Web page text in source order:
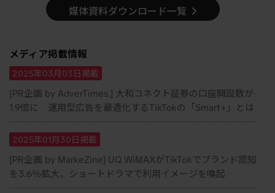
媒体資料ダウンロード一覧
メディア掲載情報
2025年03月03日掲載
[PR企画 by AdverTimes.] 大和コネクト証券の口座開設数が
1.9倍に 運用型広告を最適化するTikTokの「Smart+」とは
2025年01月30日掲載
[PR企画 by MarkeZine] UQ WiMAXがTikTokでブランド認知
を3.6％拡大。ショートドラマで利用イメージを喚起